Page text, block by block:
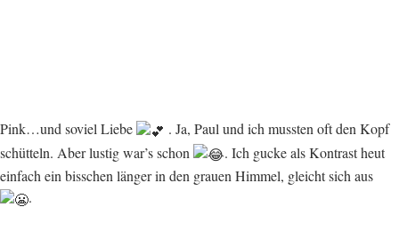
Pink…und soviel Liebe
. Ja, Paul und ich mussten oft den Kopf
schütteln. Aber lustig war’s schon
. Ich gucke als Kontrast heut
einfach ein bisschen länger in den grauen Himmel, gleicht sich aus
.